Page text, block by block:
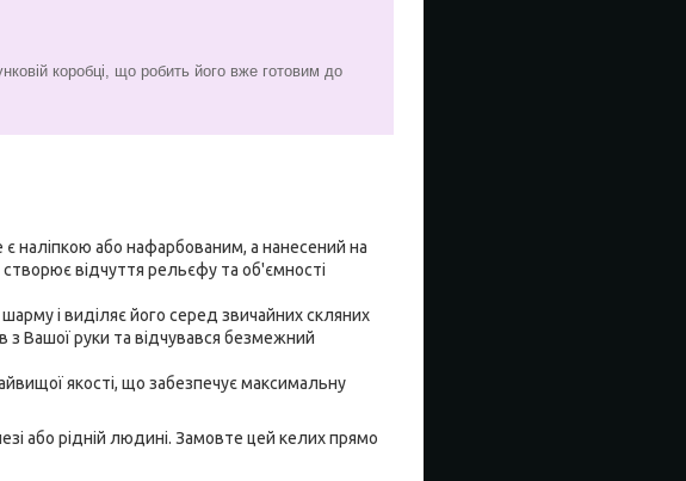
коробці, що робить його вже готовим до
наліпкою або нафарбованим, а нанесений на
відчуття рельєфу та об'ємності
і виділяє його серед звичайних скляних
Вашої руки та відчувався безмежний
якості, що забезпечує максимальну
або рідній людині. Замовте цей келих прямо